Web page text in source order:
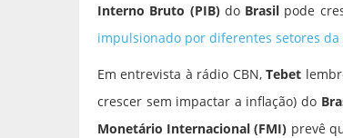
Interno Bruto (PIB)do Brasil pode
impulsionado por diferentes setores da
Em entrevista à rádio CBN,Tebet
crescer sem impactar a inflação) do
Monetário Internacional (FMI) prevê